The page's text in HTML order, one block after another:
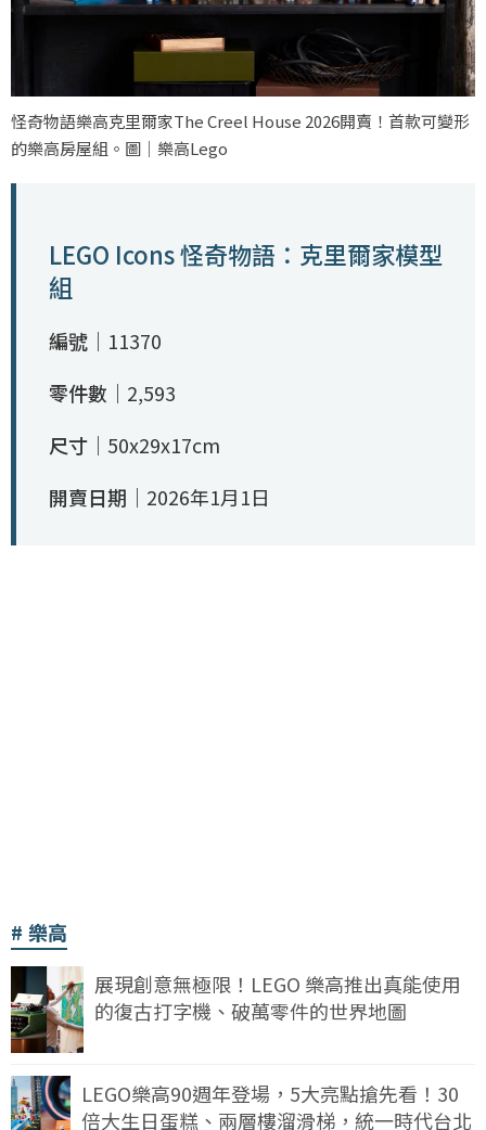
怪奇物語樂高克里爾家The Creel House 2026開賣！首款可變形
的樂高房屋組。圖｜樂高Lego
LEGO Icons 怪奇物語：克里爾家模型
組
編號｜ 11370
零件數｜ 2,593
尺寸｜ 50x29x17cm
開賣日期｜ 2026年1月1日
樂高
展現創意無極限！LEGO 樂高推出真能使用
的復古打字機、破萬零件的世界地圖
LEGO樂高90週年登場，5大亮點搶先看！30
倍大生日蛋糕、兩層樓溜滑梯，統一時代台北